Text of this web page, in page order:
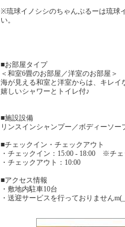
※琉球イノシシのちゃんぷるーは琉球
い
南ぬ風おすすめ
■お部屋タイプ
＜和室6畳のお部屋／洋室のお部屋＞
海が見える和室と洋室からは、キレイ
嬉しいシャワーとトイレ付♪
■施設設備
リンスインシャンプー／ボディーソ
■チェックイン・チェックアウト
・チェックイン：15:00 - 18:00 ※チ
・チェックアウト：10:00
■アクセス情報
・敷地内駐車10台
・送迎サービスを行っておりません